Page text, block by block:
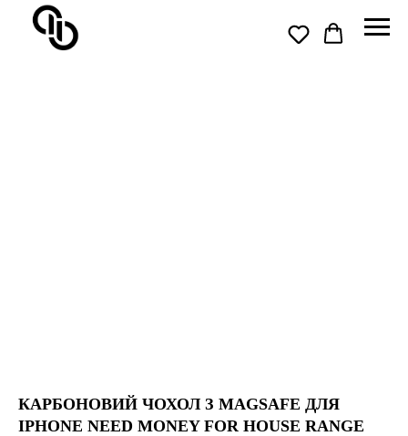
КАРБОНОВИЙ ЧОХОЛ З MAGSAFE ДЛЯ
IPHONE NEED MONEY FOR HOUSE RANGE